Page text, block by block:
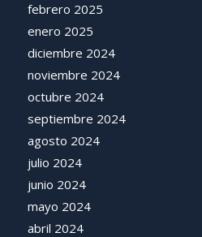
febrero 2025
enero 2025
diciembre 2024
noviembre 2024
octubre 2024
septiembre 2024
agosto 2024
julio 2024
junio 2024
mayo 2024
abril 2024